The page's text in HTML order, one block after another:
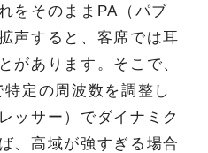
をそのままPA（パブ
声すると、客席では耳
があります。そこで、
定の周波数を調整し
ッサー）でダイナミク
、高域が強すぎる場合